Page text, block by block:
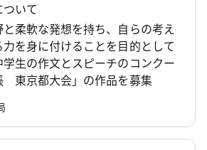
いて
柔軟な発想を持ち、自らの考え
を身に付けることを目的として
生の作文とスピーチのコンクー
東京都大会」の作品を募集